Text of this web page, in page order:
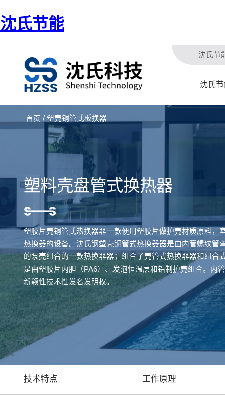
沈氏节能
沈氏节
沈氏
首页 / 塑壳铜管式板换器
塑料壳盘管式换热器
塑胶片壳铜管式热换器器一款便用塑胶片做护壳材质原料，
热换器的设备。沈氏钢塑壳铜管式热换器器是由内管螺纹管
的泵壳组合的一款热换器器；组合了壳管式热换器器和组合
是由塑胶片内胆（PA6）、发泡恒温层和铝制护壳组合。内
新颖性技术性发名发明权。
技术特点 工作原理